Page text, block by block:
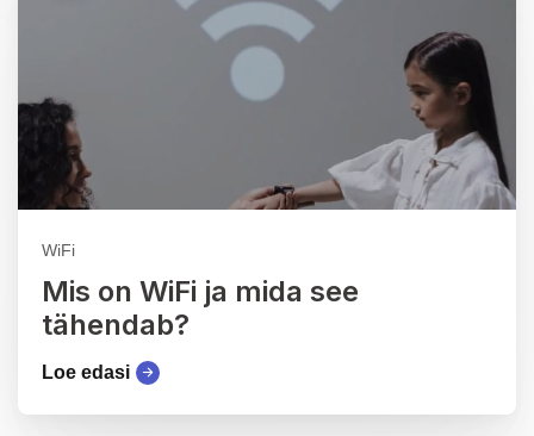
WiFi
Mis on WiFi ja mida see
tähendab?
Loe edasi